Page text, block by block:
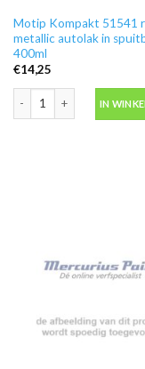
Motip Kompakt 51541
metallic autolak in
400ml
€14,25
Motip Kompakt 51541
IN